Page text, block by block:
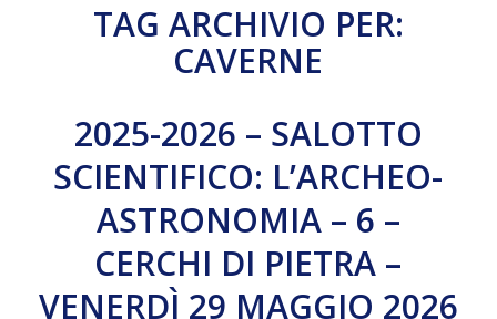
TAG ARCHIVIO PER:
CAVERNE
2025-2026 – SALOTTO
SCIENTIFICO: L’ARCHEO-
ASTRONOMIA – 6 –
CERCHI DI PIETRA –
VENERDÌ 29 MAGGIO 2026